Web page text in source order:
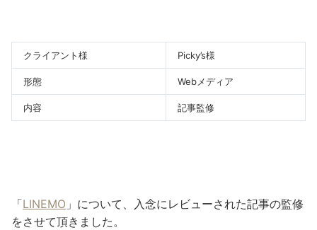
クライアント様 Picky’s様
形態 Webメディア
内容 記事監修
「LINEMO 」について、入念にレビューされた記事の監修
をさせて頂きました。